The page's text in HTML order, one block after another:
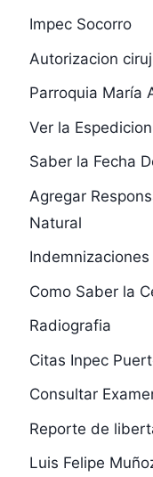
Impec Socorro
Autorizacion
Parroquia María
Ver la
Saber la Fecha
Agregar
Natural
Indemnizaciones
Como Saber la
Radiografia
Citas Inpec
Consultar
Reporte de
Luis Felipe